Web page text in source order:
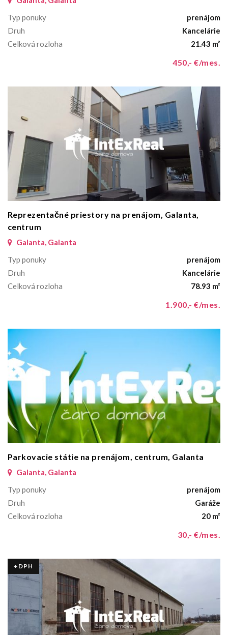
Typ ponuky
prenájom
Druh
Kancelárie
Celková rozloha
21.43 m²
450,- €/mes.
Reprezentačné priestory na prenájom, Galanta,
centrum
Galanta, Galanta
Typ ponuky
prenájom
Druh
Kancelárie
Celková rozloha
78.93 m²
1.900,- €/mes.
Parkovacie státie na prenájom, centrum, Galanta
Galanta, Galanta
Typ ponuky
prenájom
Druh
Garáže
Celková rozloha
20 m²
30,- €/mes.
+DPH